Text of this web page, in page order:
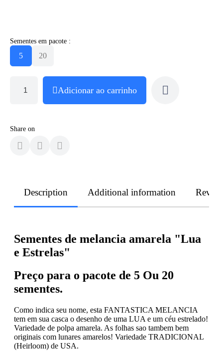
Sementes em pacote :
5 20
Adicionar ao carrinho
Share on
Description Additional information
Sementes de melancia amarela "Lua
e Estrelas"
Preço para o pacote de 5 Ou 20
sementes.
Como indica seu nome, esta FANTASTICA MELANCIA
tem em sua casca o desenho de uma LUA e um céu estrelado!
Variedade de polpa amarela. As folhas sao tambem bem
originais com lunares amarelos! Variedade TRADICIONAL
(Heirloom) de USA.